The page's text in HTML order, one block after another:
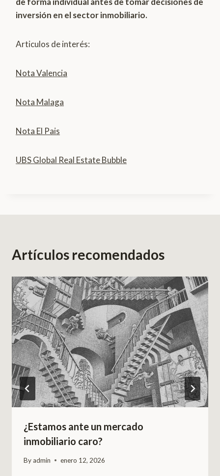
inversión en el sector inmobiliario.
Articulos de interés:
Nota Valencia
Nota Malaga
Nota El Pais
UBS Global Real Estate Bubble
Artículos recomendados
¿Estamos ante un mercado
inmobiliario caro?
Byadmin enero 12, 2026